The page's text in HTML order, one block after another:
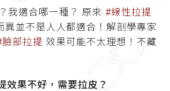
？我適合哪一種？ 原來 #線性拉提
異並不是人人都適合！解剖學專家
臉部拉提 效果可能不太理想！不藏
效果不好，需要拉皮？